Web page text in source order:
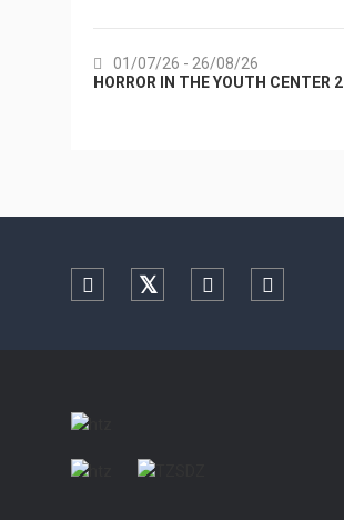
01/07/26 - 26/08/26
HORROR IN THE YOUTH CENTER 2
FacebookTwitter YouTube